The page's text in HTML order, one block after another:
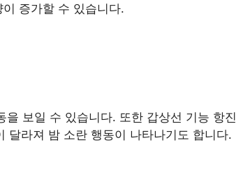
증가할 수 있습니다.
보일 수 있습니다. 또한 갑상선 기능 항진
달라져 밤 소란 행동이 나타나기도 합니다.